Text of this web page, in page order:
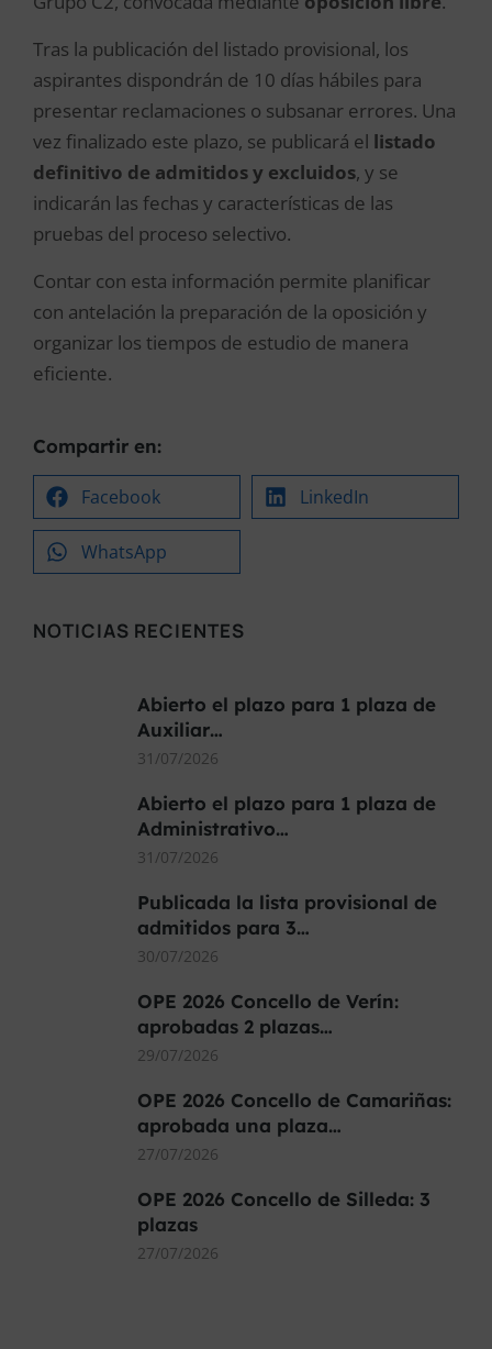
Tras la publicación del listado provisional, los
aspirantes dispondrán de 10 días hábiles para
presentar reclamaciones o subsanar errores. Una
vez finalizado este plazo, se publicará el listado
definitivo de admitidos y excluidos, y se
indicarán las fechas y características de las
pruebas del proceso selectivo.
Contar con esta información permite planificar
con antelación la preparación de la oposición y
organizar los tiempos de estudio de manera
eficiente.
Compartir en:
Facebook LinkedIn
WhatsApp
NOTICIAS RECIENTES
Abierto el plazo para 1 plaza de
Auxiliar…
31/07/2026
Abierto el plazo para 1 plaza de
Administrativo…
31/07/2026
Publicada la lista provisional de
admitidos para 3…
30/07/2026
OPE 2026 Concello de Verín:
aprobadas 2 plazas…
29/07/2026
OPE 2026 Concello de Camariñas:
aprobada una plaza…
27/07/2026
OPE 2026 Concello de Silleda: 3
plazas
27/07/2026